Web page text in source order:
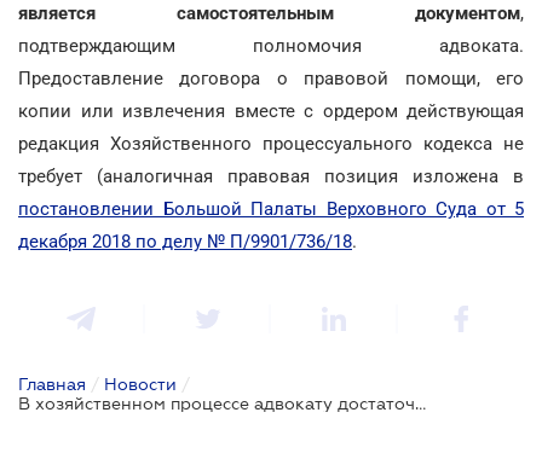
является самостоятельным документом,
подтверждающим полномочия адвоката.
Предоставление договора о правовой помощи, его
копии или извлечения вместе с ордером действующая
редакция Хозяйственного процессуального кодекса не
требует (аналогичная правовая позиция изложена в
постановлении Большой Палаты Верховного Суда от 5
декабря 2018 по делу № П/9901/736/18.
Главная / Новости /
В хозяйственном процессе адвокату достаточно предоставить только ордер: позиция ВС